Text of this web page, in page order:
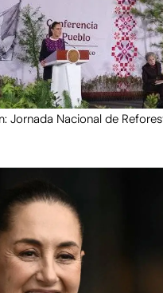
Jornada Nacional de